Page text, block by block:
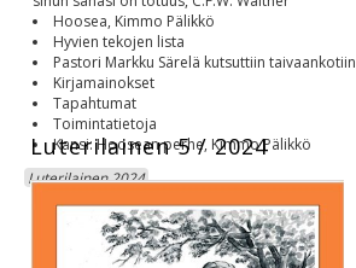
Hoosea, Kimmo Pälikkö
Hyvien tekojen lista
Pastori Markku Särelä kutsuttiin taivaankotiin
Kirjamainokset
Tapahtumat
Toimintatietoja
Kansi: Hoosean perhe, Kimmo Pälikkö
Luterilainen 2024
Luterilainen 5 / 2024